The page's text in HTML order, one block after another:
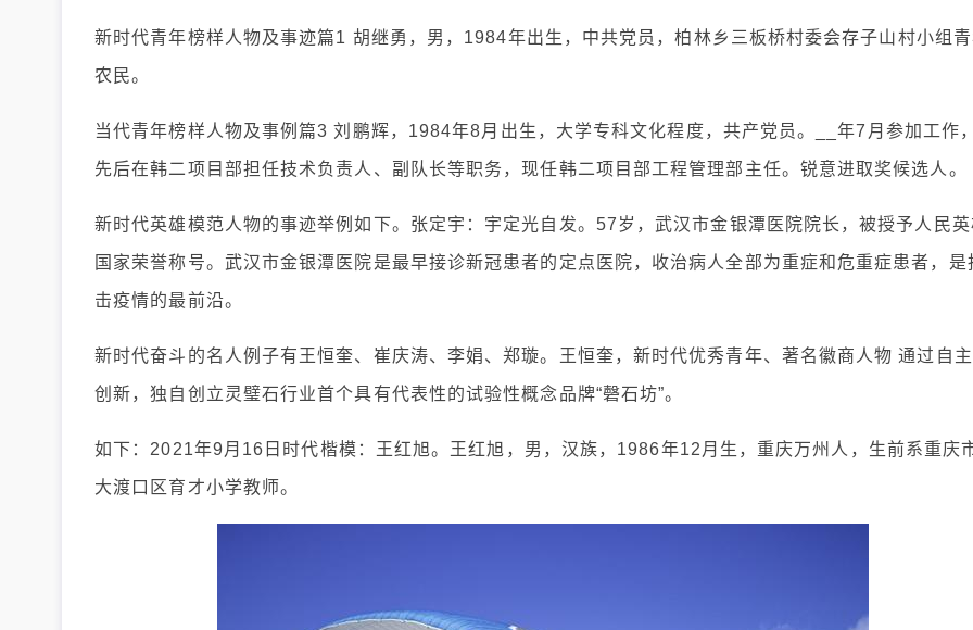
新时代青年榜样人物及事迹篇1 胡继勇，男，1984年出生，中共党员，柏林乡三板桥村委会存子山村小组
农民。
当代青年榜样人物及事例篇3 刘鹏辉，1984年8月出生，大学专科文化程度，共产党员。__年7月参加工作
先后在韩二项目部担任技术负责人、副队长等职务，现任韩二项目部工程管理部主任。锐意进取奖候选人。
新时代英雄模范人物的事迹举例如下。张定宇：宇定光自发。57岁，武汉市金银潭医院院长，被授予人民
国家荣誉称号。武汉市金银潭医院是最早接诊新冠患者的定点医院，收治病人全部为重症和危重症患者，是
击疫情的最前沿。
新时代奋斗的名人例子有王恒奎、崔庆涛、李娟、郑璇。王恒奎，新时代优秀青年、著名徽商人物 通过自主
创新，独自创立灵璧石行业首个具有代表性的试验性概念品牌“磬石坊”。
如下：2021年9月16日时代楷模：王红旭。王红旭，男，汉族，1986年12月生，重庆万州人，生前系重庆
大渡口区育才小学教师。